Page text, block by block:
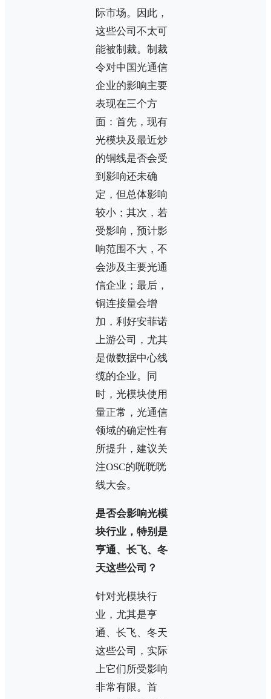
际市场。因此，
这些公司不太可
能被制裁。制裁
令对中国光通信
企业的影响主要
表现在三个方
面：首先，现有
光模块及最近炒
的铜线是否会受
到影响还未确
定，但总体影响
较小；其次，若
受影响，预计影
响范围不大，不
会涉及主要光通
信企业；最后，
铜连接量会增
加，利好安菲诺
上游公司，尤其
是做数据中心线
缆的企业。同
时，光模块使用
量正常，光通信
领域的确定性有
所提升，建议关
注OSC的咣咣咣
线大会。
是否会影响光模
块行业，特别是
亨通、长飞、冬
天这些公司？
针对光模块行
业，尤其是亨
通、长飞、冬天
这些公司，实际
上它们所受影响
非常有限。首